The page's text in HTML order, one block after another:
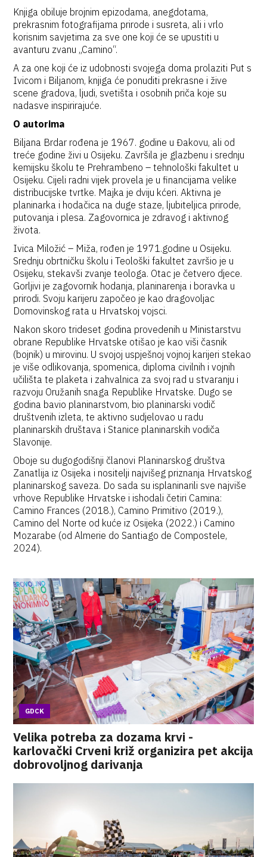
Knjiga obiluje brojnim epizodama, anegdotama,
prekrasnim fotografijama prirode i susreta, ali i vrlo
korisnim savjetima za sve one koji će se upustiti u
avanturu zvanu „Camino“.
A za one koji će iz udobnosti svojega doma prolaziti Put s
Ivicom i Biljanom, knjiga će ponuditi prekrasne i žive
scene gradova, ljudi, svetišta i osobnih priča koje su
nadasve inspirirajuće.
O autorima
Biljana Brdar rođena je 1967. godine u Đakovu, ali od
treće godine živi u Osijeku. Završila je glazbenu i srednju
kemijsku školu te Prehrambeno – tehnološki fakultet u
Osijeku. Cijeli radni vijek provela je u financijama velike
distribucijske tvrtke. Majka je dviju kćeri. Aktivna je
planinarka i hodačica na duge staze, ljubiteljica prirode,
putovanja i plesa. Zagovornica je zdravog i aktivnog
života.
Ivica Miložić – Miža, rođen je 1971.godine u Osijeku.
Srednju obrtničku školu i Teološki fakultet završio je u
Osijeku, stekavši zvanje teologa. Otac je četvero djece.
Gorljivi je zagovornik hodanja, planinarenja i boravka u
prirodi. Svoju karijeru započeo je kao dragovoljac
Domovinskog rata u Hrvatskoj vojsci.
Nakon skoro trideset godina provedenih u Ministarstvu
obrane Republike Hrvatske otišao je kao viši časnik
(bojnik) u mirovinu. U svojoj uspješnoj vojnoj karijeri stekao
je više odlikovanja, spomenica, diploma civilnih i vojnih
učilišta te plaketa i zahvalnica za svoj rad u stvaranju i
razvoju Oružanih snaga Republike Hrvatske. Dugo se
godina bavio planinarstvom, bio planinarski vodič
društvenih izleta, te aktivno sudjelovao u radu
planinarskih društava i Stanice planinarskih vodiča
Slavonije.
Oboje su dugogodišnji članovi Planinarskog društva
Zanatlija iz Osijeka i nositelji najvišeg priznanja Hrvatskog
planinarskog saveza. Do sada su isplaninarili sve najviše
vrhove Republike Hrvatske i ishodali četiri Camina:
Camino Frances (2018.), Camino Primitivo (2019.),
Camino del Norte od kuće iz Osijeka (2022.) i Camino
Mozarabe (od Almerie do Santiago de Compostele,
2024).
GDCK
Velika potreba za dozama krvi -
karlovački Crveni križ organizira pet akcija
dobrovoljnog darivanja